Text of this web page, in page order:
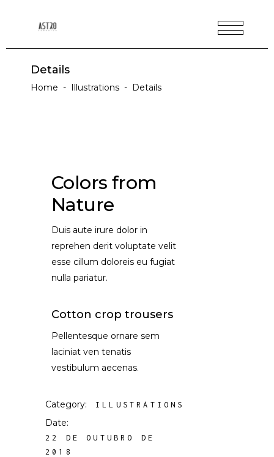
Details
Home - Illustrations - Details
Colors from
Nature
Duis aute irure dolor in
reprehen derit voluptate velit
esse cillum doloreis eu fugiat
nulla pariatur.
Cotton crop trousers
Pellentesque ornare sem
laciniat ven tenatis
vestibulum aecenas.
Category: ILLUSTRATIONS
Date:
22 DE OUTUBRO DE
2018